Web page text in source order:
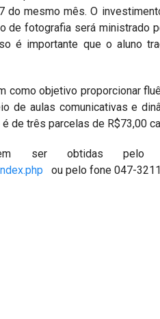
mesmo mês. O
de fotografia será ministrado
é importante que o aluno
objetivo proporcionar
de aulas comunicativas e
de três parcelas de R$73,00
ser obtidas
ou pelo fone 047-